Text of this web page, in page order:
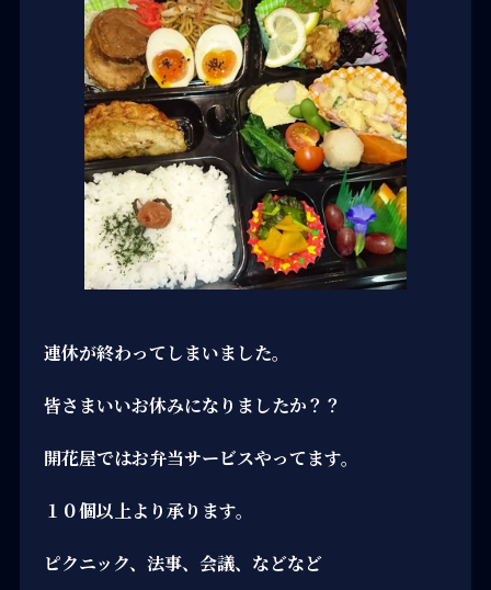
連休が終わってしまいました。
皆さまいいお休みになりましたか？？
開花屋ではお弁当サービスやってます。
１０個以上より承ります。
ピクニック、法事、会議、などなど